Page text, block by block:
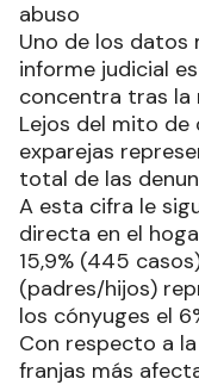
abuso
Uno de los datos
informe judicial
concentra tras la
Lejos del mito de
exparejas
total de las
A esta cifra le
directa en el
15,9% (445
(padres/hijos)
los cónyuges el
Con respecto a
franjas más